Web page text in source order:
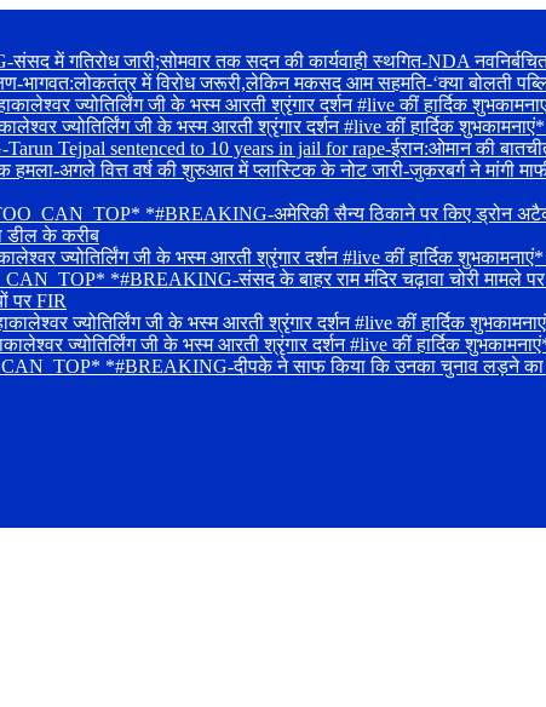
में गतिरोध जारी;सोमवार तक सदन की कार्यवाही स्थगित-NDA
भागवत:लोकतंत्र में विरोध जरूरी,लेकिन मकसद आम सहमति-‘क्या बोलती
ज्योतिर्लिंग जी के भस्म आरती श्रृंगार दर्शन #live कीं हार्दिक
ज्योतिर्लिंग जी के भस्म आरती श्रृंगार दर्शन #live कीं हार्दिक
Tejpal sentenced to 10 years in jail for rape-ईरान:ओमान की
अगले वित्त वर्ष की शुरुआत में प्लास्टिक के नोट जारी-जुकरबर्ग ने मांगी
*#BREAKING-अमेरिकी सैन्य ठिकाने पर किए ड्रोन अटैक-
डील के करीब
ज्योतिर्लिंग जी के भस्म आरती श्रृंगार दर्शन #live कीं हार्दिक
*#BREAKING-संसद के बाहर राम मंदिर चढ़ावा चोरी मामले पर
पर FIR
ज्योतिर्लिंग जी के भस्म आरती श्रृंगार दर्शन #live कीं हार्दिक
ज्योतिर्लिंग जी के भस्म आरती श्रृंगार दर्शन #live कीं हार्दिक
*#BREAKING-दीपके ने साफ किया कि उनका चुनाव लड़ने का